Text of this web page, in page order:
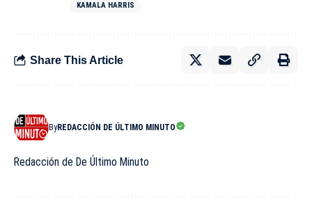
KAMALA HARRIS
Share This Article
ByREDACCIÓN DE ÚLTIMO MINUTO
Redacción de De Último Minuto